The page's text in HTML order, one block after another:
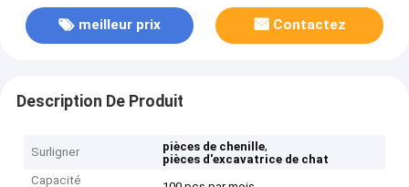
meilleur prix Contactez
Description De Produit
Surligner pièces de chenille,
pièces d'excavatrice de chat
Capacité